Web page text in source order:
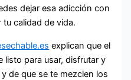
dejar esa adicción con
calidad de vida.
explican que el
listo para usar, disfrutar y
de que se te mezclen los